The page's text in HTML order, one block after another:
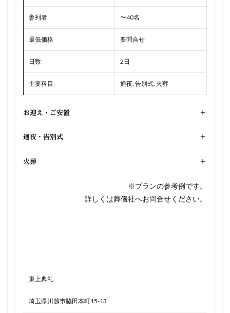
参列者 〜40名
最低価格 要問合せ
日数 2日
主要科目 通夜, 告別式, 火葬
お迎え・ご安置 +
通夜・告別式 +
火葬 +
※プランの参考例です。
詳しくは葬儀社へお問合せください。
東上典礼
埼玉県川越市脇田本町15-13